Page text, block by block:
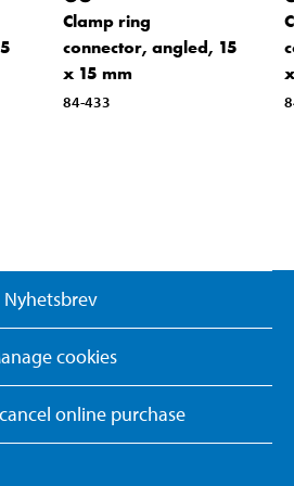
Clamp ring
connector, angled, 15
x 15 mm
84-433
Nyhetsbrev
cookies
online purchase